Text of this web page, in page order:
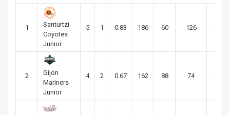
1
Santurtzi
Coyotes
Junior
5 1 0.83 186 60 126 10.00
2
Gijon
Mariners
Junior
4 2 0.67 162 88 74 14.67